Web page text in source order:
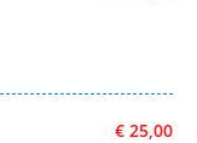
€ 25,00